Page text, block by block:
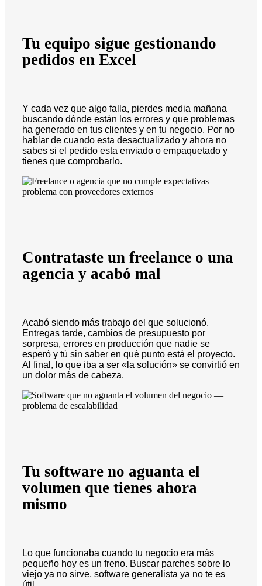
Tu equipo sigue gestionando
pedidos en Excel
Y cada vez que algo falla, pierdes media mañana
buscando dónde están los errores y que problemas
ha generado en tus clientes y en tu negocio. Por no
hablar de cuando esta desactualizado y ahora no
sabes si el pedido esta enviado o empaquetado y
tienes que comprobarlo.
Contrataste un freelance o una
agencia y acabó mal
Acabó siendo más trabajo del que solucionó.
Entregas tarde, cambios de presupuesto por
sorpresa, errores en producción que nadie se
esperó y tú sin saber en qué punto está el proyecto.
Al final, lo que iba a ser «la solución» se convirtió en
un dolor más de cabeza.
Tu software no aguanta el
volumen que tienes ahora
mismo
Lo que funcionaba cuando tu negocio era más
pequeño hoy es un freno. Buscar parches sobre lo
viejo ya no sirve, software generalista ya no te es